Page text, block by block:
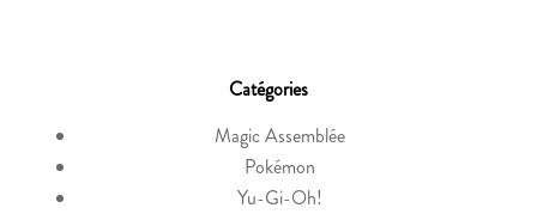
Catégories
Magic Assemblée
Pokémon
Yu-Gi-Oh!